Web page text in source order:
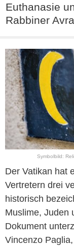
Euthanasie
Rabbiner
Symbolbild:
Der Vatikan hat
Vertretern drei
historisch
Muslime, Juden
Dokument
Vincenzo